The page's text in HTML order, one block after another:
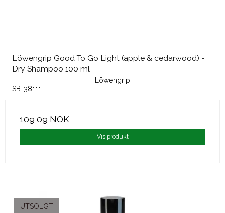
Löwengrip Good To Go Light (apple & cedarwood) -
Dry Shampoo 100 ml
Löwengrip
SB-38111
109,09 NOK
Vis produkt
UTSOLGT